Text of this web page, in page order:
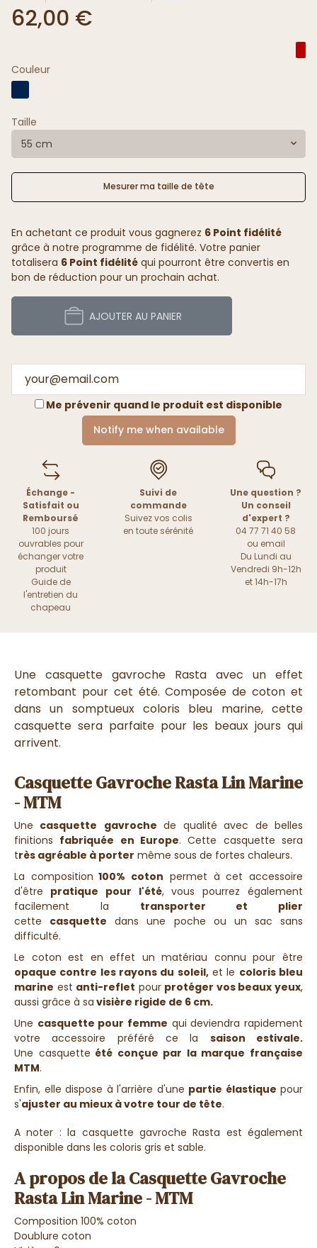
62,00 €
Couleur
Taille
55 cm
Mesurer ma taille de tête
En achetant ce produit vous gagnerez 6 Point fidélité
grâce à notre programme de fidélité. Votre panier
totalisera 6 Point fidélité qui pourront être convertis en
bon de réduction pour un prochain achat.
AJOUTER AU PANIER
Me prévenir quand le produit est disponible
Notify me when available
Échange -
Satisfait ou
Remboursé
100 jours
ouvrables pour
échanger votre
produit
Guide de
l'entretien du
chapeau
Suivi de
commande
Suivez vos colis
en toute sérénité
Une question ?
Un conseil
d'expert ?
04 77 71 40 58
ou email
Du Lundi au
Vendredi 9h-12h
et 14h-17h
Une casquette gavroche Rasta avec un effet
retombant pour cet été. Composée de coton et
dans un somptueux coloris bleu marine, cette
casquette sera parfaite pour les beaux jours qui
arrivent.
Casquette Gavroche Rasta Lin Marine
- MTM
Une casquette gavroche de qualité avec de belles
finitions fabriquée en Europe. Cette casquettesera
très agréable à porter même sous de fortes chaleurs.
La composition 100% coton permet à cet accessoire
d'être pratique pour l'été, vous pourrez également
facilement la transporter et plier
cette casquette dans une poche ou un sac sans
difficulté.
Le coton est en effet un matériau connu pour être
opaque contre les rayons du soleil,et le coloris bleu
marine est anti-reflet pour protéger vos beaux yeux,
aussi grâce à sa visière rigide de 6 cm.
Une casquette pour femme qui deviendra rapidement
votre accessoire préféré ce la saison estivale.
Une casquette été conçue par la marque française
MTM.
Enfin, elle dispose à l'arrière d'une partie élastique pour
s'ajuster au mieux à votre tour de tête.
A noter : la casquette gavroche Rasta est également
disponible dans les coloris gris et sable.
A propos de la Casquette Gavroche
Rasta Lin Marine - MTM
Composition 100% coton
Doublure coton